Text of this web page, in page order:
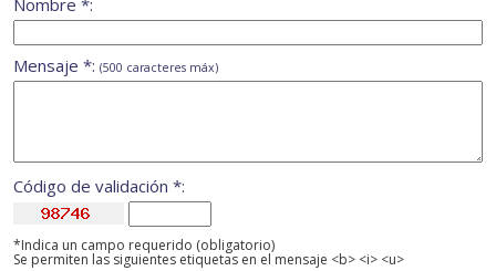
Nombre *:
Mensaje *: (500 caracteres máx)
Código de validación *:
*Indica un campo requerido (obligatorio)
Se permiten las siguientes etiquetas en el mensaje <b> <i> <u>